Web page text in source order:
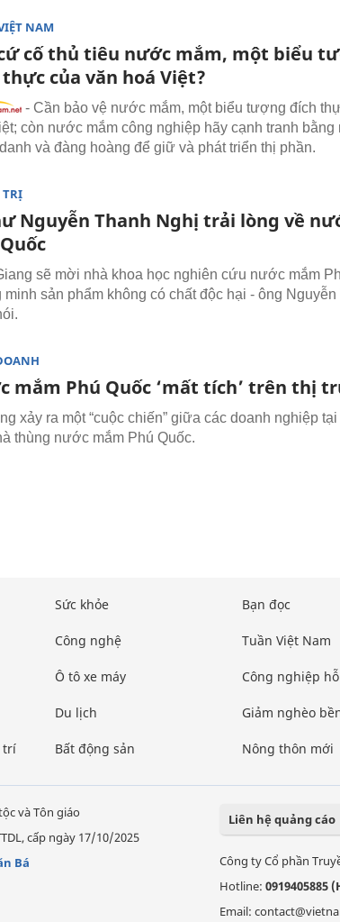
NAM
cố thủ tiêu nước mắm, một biểu
của văn hoá Việt?
- Cần bảo vệ nước mắm, một biểu tượng đích
còn nước mắm công nghiệp hãy cạnh tranh bằng
và đàng hoàng để giữ và phát triển thị phần.
Nguyễn Thanh Nghị trải lòng về
sẽ mời nhà khoa học nghiên cứu nước mắm
minh sản phẩm không có chất độc hại - ông Nguyễn
mắm Phú Quốc ‘mất tích’ trên thị
xảy ra một “cuộc chiến” giữa các doanh nghiệp tại
thùng nước mắm Phú Quốc.
trí
Sức khỏe
Công nghệ
Ô tô xe máy
Du lịch
Bất động sản
Bạn đọc
Tuần Việt Nam
Công nghiệp
Giảm nghèo
Nông thôn mới
và Tôn giáo
cấp ngày 17/10/2025
Bá
Liên hệ quảng cáo
Công ty Cổ phần
Hotline: 0919405885
Email: